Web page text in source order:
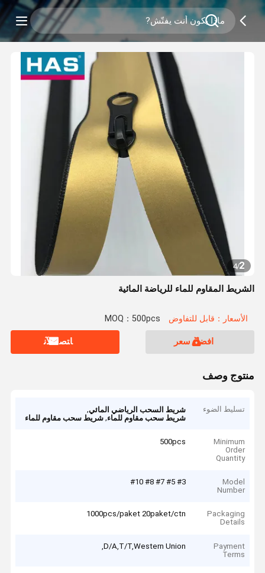
2
/
4
الشريط المقاوم للماء للرياضة المائية
الأسعار：قابل للتفاوض MOQ：500pcs
افضل سعر ﺎﺘﺼﻟ ﺍﻶﻧ
منتوج وصف
تسليط الضوء شريط السحب الرياضي المائي,
شريط سحب مقاوم للماء,شريط سحب مقاوم للماء
Minimum
Order
Quantity
500pcs
Model
Number
#3 #5 #7 #8 #10
Packaging
Details
1000pcs/paket 20paket/ctn
Payment
Terms
D/A,T/T,Western Union,